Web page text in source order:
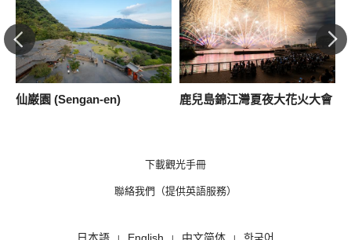
仙巌園 (Sengan-en) 鹿兒島錦江灣夏夜大花火大會
下載觀光手冊
聯絡我們（提供英語服務）